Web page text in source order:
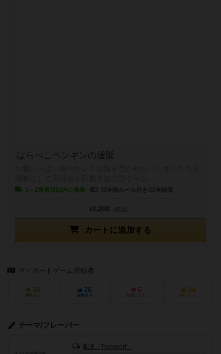
はらぺこペンギンの通販
1～2営業日以内に発送
カートに追加する
¥2,200 （税込）
マイボードゲーム登録者
16
興味あり
26
経験あり
6
お気に入り
34
持ってる
テーマ/フレーバー
配達（Transport）